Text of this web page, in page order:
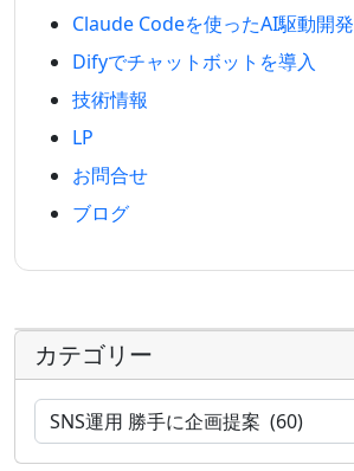
Claude Codeを使ったAI駆動開発
Difyでチャットボットを導入
技術情報
LP
お問合せ
ブログ
カテゴリー